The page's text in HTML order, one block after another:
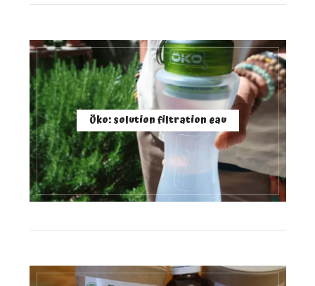
Öko: solution filtration eau